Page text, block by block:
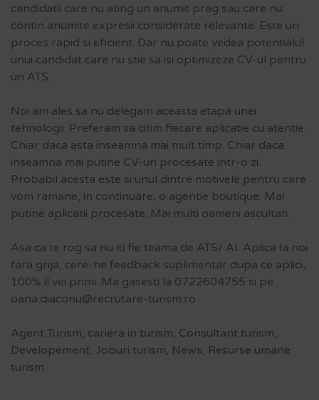
candidatii care nu ating un anumit prag sau care nu
contin anumite expresii considerate relevante. Este un
proces rapid si eficient. Dar nu poate vedea potentialul
unui candidat care nu stie sa isi optimizeze CV-ul pentru
un ATS.
Noi am ales sa nu delegam aceasta etapa unei
tehnologii. Preferam sa citim fiecare aplicatie cu atentie.
Chiar daca asta inseamna mai mult timp. Chiar daca
inseamna mai putine CV-uri procesate intr-o zi.
Probabil acesta este si unul dintre motivele pentru care
vom ramane, in continuare, o agentie boutique. Mai
putine aplicatii procesate. Mai multi oameni ascultati.
Asa ca te rog sa nu iti fie teama de ATS/ AI. Aplica la noi
fara grija, cere-ne feedback suplimentar dupa ce aplici,
100% il vei primi. Ma gasesti la 0722604755 si pe
oana.diaconu@recrutare-turism.ro
Agent Turism, cariera in turism, Consultant turism,
Developement, Joburi turism, News, Resurse umane
turism